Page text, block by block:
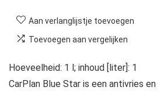
Aan verlanglijstje toevoegen
Toevoegen aan vergelijken
Hoeveelheid: 1 l; inhoud [liter]: 1
CarPlan Blue Star is een antivries en